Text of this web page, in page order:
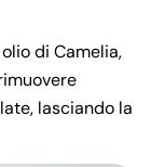
di Camelia,
lasciando la